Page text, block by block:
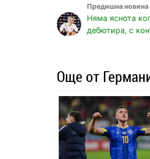
Няма яснота
дебютира, с
Още от